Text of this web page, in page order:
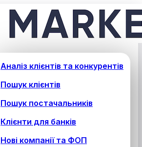
Аналіз клієнтів та конкурентів
Пошук клієнтів
Пошук постачальників
Клієнти для банків
Нові компанії та ФОП